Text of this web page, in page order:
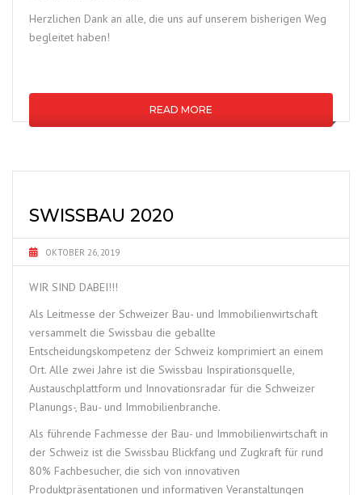
Herzlichen Dank an alle, die uns auf unserem bisherigen Weg
begleitet haben!
READ MORE
SWISSBAU 2020
OKTOBER 26, 2019
WIR SIND DABEI!!!
Als Leitmesse der Schweizer Bau- und Immobilienwirtschaft
versammelt die Swissbau die geballte
Entscheidungskompetenz der Schweiz komprimiert an einem
Ort. Alle zwei Jahre ist die Swissbau Inspirationsquelle,
Austauschplattform und Innovationsradar für die Schweizer
Planungs-, Bau- und Immobilienbranche.
Als führende Fachmesse der Bau- und Immobilienwirtschaft in
der Schweiz ist die Swissbau Blickfang und Zugkraft für rund
80% Fachbesucher, die sich von innovativen
Produktpräsentationen und informativen Veranstaltungen